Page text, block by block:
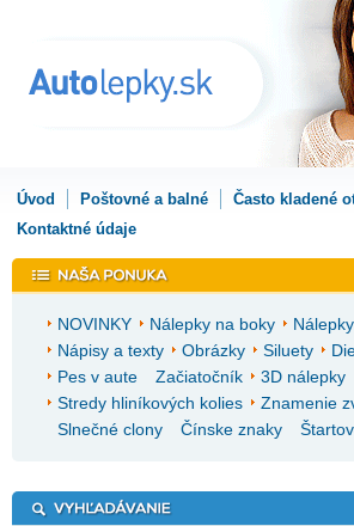
Úvod Poštovné a balné
Často kladené
Kontaktné údaje
NOVINKY Nálepky na boky
Nápisy a texty
Obrázky Siluety
Pes v aute
Začiatočník
3D nálepky
Stredy hliníkových kolies
Znamenie
Slnečné clony
Čínske znaky